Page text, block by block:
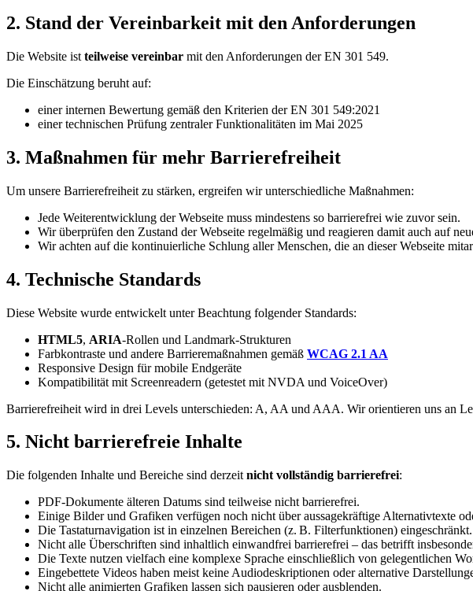
2. Stand der Vereinbarkeit mit den Anforderungen
Die Website ist teilweise vereinbar mit den Anforderungen der EN 301 549.
Die Einschätzung beruht auf:
einer internen Bewertung gemäß den Kriterien der EN 301 549:2021
einer technischen Prüfung zentraler Funktionalitäten im Mai 2025
3. Maßnahmen für mehr Barrierefreiheit
Um unsere Barrierefreiheit zu stärken, ergreifen wir unterschiedliche Maßnahmen:
Jede Weiterentwicklung der Webseite muss mindestens so barrierefrei wie zuvor sein.
Wir überprüfen den Zustand der Webseite regelmäßig und reagieren damit auch auf
Wir achten auf die kontinuierliche Schlung aller Menschen, die an dieser Webseite
4. Technische Standards
Diese Website wurde entwickelt unter Beachtung folgender Standards:
HTML5, ARIA-Rollen und Landmark-Strukturen
Farbkontraste und andere Barrieremaßnahmen gemäß WCAG 2.1 AA
Responsive Design für mobile Endgeräte
Kompatibilität mit Screenreadern (getestet mit NVDA und VoiceOver)
Barrierefreiheit wird in drei Levels unterschieden: A, AA und AAA. Wir orientieren uns an
5. Nicht barrierefreie Inhalte
Die folgenden Inhalte und Bereiche sind derzeit nicht vollständig barrierefrei:
PDF-Dokumente älteren Datums sind teilweise nicht barrierefrei.
Einige Bilder und Grafiken verfügen noch nicht über aussagekräftige Alternativtexte
Die Tastaturnavigation ist in einzelnen Bereichen (z. B. Filterfunktionen) eingeschränkt.
Nicht alle Überschriften sind inhaltlich einwandfrei barrierefrei – das betrifft
Die Texte nutzen vielfach eine komplexe Sprache einschließlich von gelegentlichen
Eingebettete Videos haben meist keine Audiodeskriptionen oder alternative
Nicht alle animierten Grafiken lassen sich pausieren oder ausblenden.